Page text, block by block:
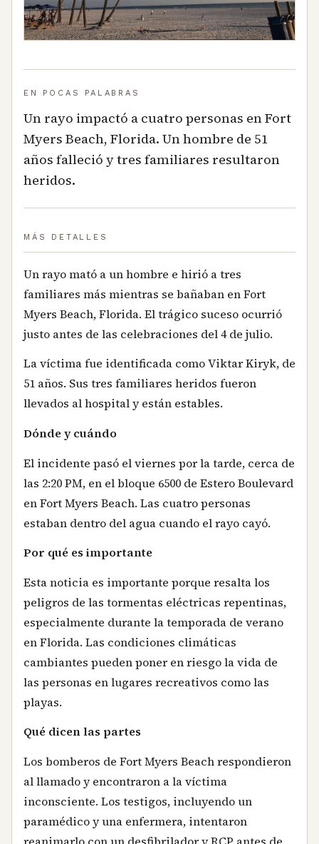
EN POCAS PALABRAS
Un rayo impactó a cuatro personas en Fort
Myers Beach, Florida. Un hombre de 51
años falleció y tres familiares resultaron
heridos.
MÁS DETALLES
Un rayo mató a un hombre e hirió a tres
familiares más mientras se bañaban en Fort
Myers Beach, Florida. El trágico suceso ocurrió
justo antes de las celebraciones del 4 de julio.
La víctima fue identificada como Viktar Kiryk, de
51 años. Sus tres familiares heridos fueron
llevados al hospital y están estables.
Dónde y cuándo
El incidente pasó el viernes por la tarde, cerca de
las 2:20 PM, en el bloque 6500 de Estero Boulevard
en Fort Myers Beach. Las cuatro personas
estaban dentro del agua cuando el rayo cayó.
Por qué es importante
Esta noticia es importante porque resalta los
peligros de las tormentas eléctricas repentinas,
especialmente durante la temporada de verano
en Florida. Las condiciones climáticas
cambiantes pueden poner en riesgo la vida de
las personas en lugares recreativos como las
playas.
Qué dicen las partes
Los bomberos de Fort Myers Beach respondieron
al llamado y encontraron a la víctima
inconsciente. Los testigos, incluyendo un
paramédico y una enfermera, intentaron